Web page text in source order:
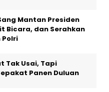
Mantan Presiden
Bicara, dan Serahkan
Polri
Tak Usai, Tapi
Panen Duluan